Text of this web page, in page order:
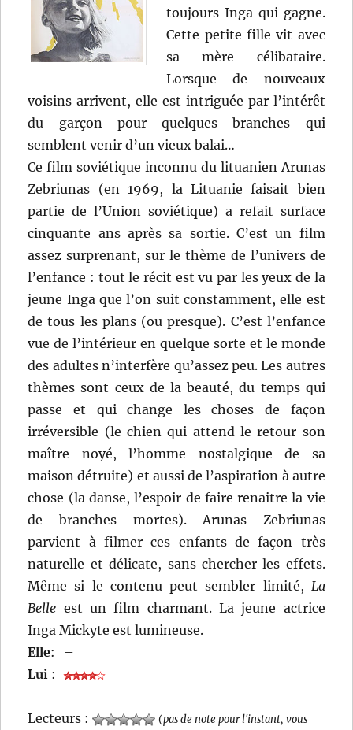
toujours Inga qui gagne.
Cette petite fille vit avec
sa mère célibataire.
Lorsque de nouveaux
voisins arrivent, elle est intriguée par l’intérêt
du garçon pour quelques branches qui
semblent venir d’un vieux balai…
Ce film soviétique inconnu du lituanien Arunas
Zebriunas (en 1969, la Lituanie faisait bien
partie de l’Union soviétique) a refait surface
cinquante ans après sa sortie. C’est un film
assez surprenant, sur le thème de l’univers de
l’enfance : tout le récit est vu par les yeux de la
jeune Inga que l’on suit constamment, elle est
de tous les plans (ou presque). C’est l’enfance
vue de l’intérieur en quelque sorte et le monde
des adultes n’interfère qu’assez peu. Les autres
thèmes sont ceux de la beauté, du temps qui
passe et qui change les choses de façon
irréversible (le chien qui attend le retour son
maître noyé, l’homme nostalgique de sa
maison détruite) et aussi de l’aspiration à autre
chose (la danse, l’espoir de faire renaitre la vie
de branches mortes). Arunas Zebriunas
parvient à filmer ces enfants de façon très
naturelle et délicate, sans chercher les effets.
Même si le contenu peut sembler limité, La
Belle est un film charmant. La jeune actrice
Inga Mickyte est lumineuse.
Elle:
–
Lui :
Lecteurs : (pas de note pour l'instant, vous